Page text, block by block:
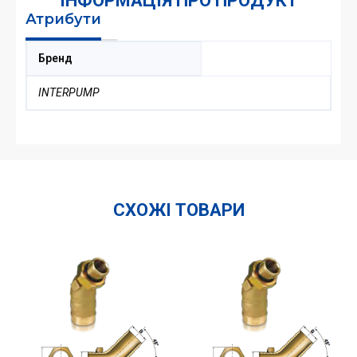
кількість
Атрибути
Бренд
INTERPUMP
СХОЖІ ТОВАРИ